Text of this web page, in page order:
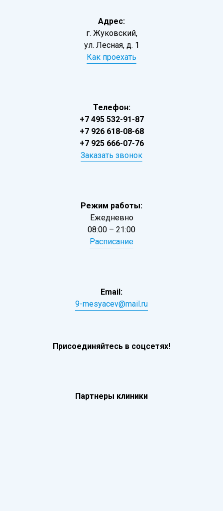
Адрес:
г. Жуковский,
ул. Лесная, д. 1
Как проехать
Телефон:
+7 495 532-91-87
+7 926 618-08-68
+7 925 666-07-76
Заказать звонок
Режим работы:
Ежедневно
08:00 – 21:00
Расписание
Email:
9-mesyacev@mail.ru
Присоединяйтесь в соцсетях!
Партнеры клиники